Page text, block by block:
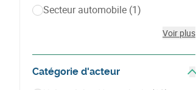
Secteur automobile (1)
Voir plus
Catégorie d'acteur